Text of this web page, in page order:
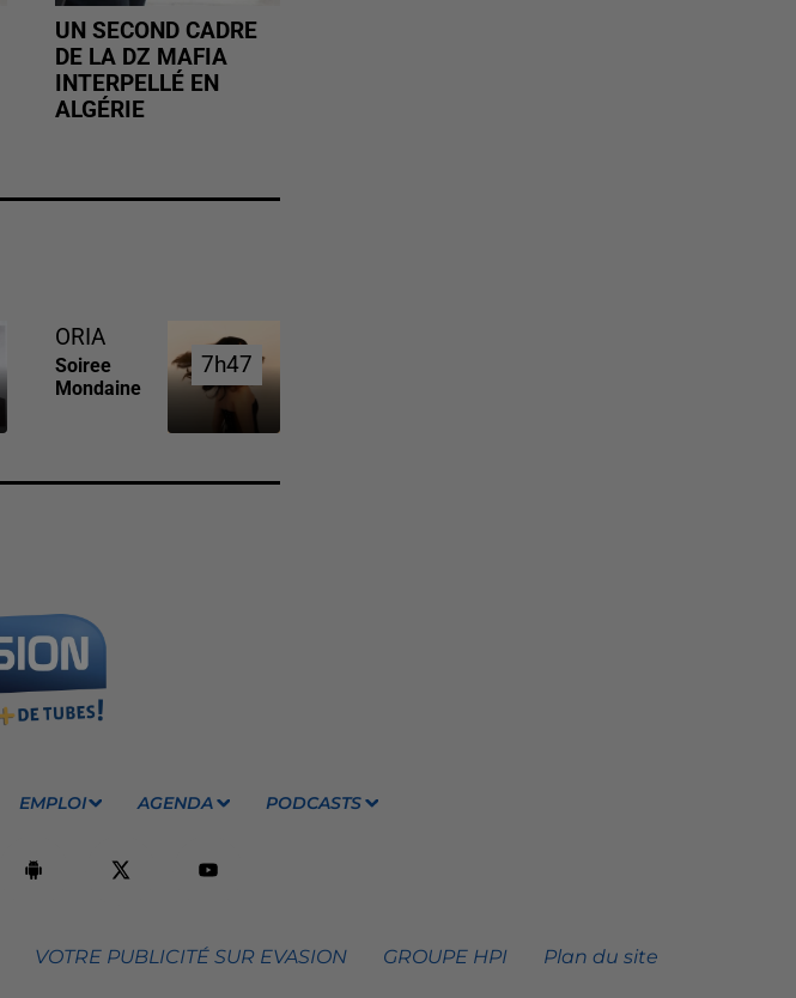
UN SECOND CADRE
DE LA DZ MAFIA
INTERPELLÉ EN
ALGÉRIE
ORIA
Soiree
Mondaine
7h47
7h47
EMPLOI AGENDA PODCASTS
VOTRE PUBLICITÉ SUR EVASION GROUPE HPI Plan du site